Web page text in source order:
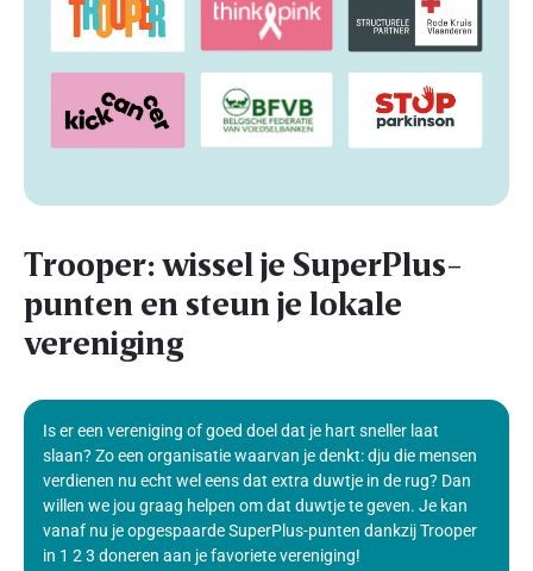
Trooper: wissel je SuperPlus-
punten en steun je lokale
vereniging
Is er een vereniging of goed doel dat je hart sneller laat
slaan? Zo een organisatie waarvan je denkt: dju die mensen
verdienen nu echt wel eens dat extra duwtje in de rug? Dan
willen we jou graag helpen om dat duwtje te geven. Je kan
vanaf nu je opgespaarde SuperPlus-punten dankzij Trooper
in 1 2 3 doneren aan je favoriete vereniging!